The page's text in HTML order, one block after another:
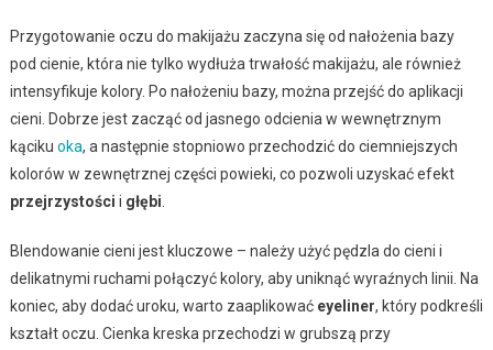
Przygotowanie oczu do makijażu zaczyna się od nałożenia bazy
pod cienie, która nie tylko wydłuża trwałość makijażu, ale również
intensyfikuje kolory. Po nałożeniu bazy, można przejść do aplikacji
cieni. Dobrze jest zacząć od jasnego odcienia w wewnętrznym
kąciku oka, a następnie stopniowo przechodzić do ciemniejszych
kolorów w zewnętrznej części powieki, co pozwoli uzyskać efekt
przejrzystości i głębi
Blendowanie cieni jest kluczowe – należy użyć pędzla do cieni i
delikatnymi ruchami połączyć kolory, aby uniknąć wyraźnych linii. Na
koniec, aby dodać uroku, warto zaaplikować eyeliner, który podkreśli
kształt oczu. Cienka kreska przechodzi w grubszą przy